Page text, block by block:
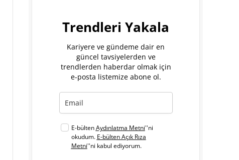
Trendleri Yakala
Kariyere ve gündeme dair en
güncel tavsiyelerden ve
trendlerden haberdar olmak için
e-posta listemize abone ol.
E-bültenAydınlatma Metni''ni
okudum. E-bülten Açık Rıza
Metni''ni kabul ediyorum.